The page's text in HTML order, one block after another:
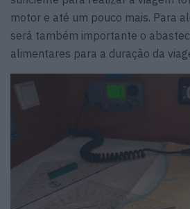
motor e até um pouco mais. Para
será também importante o
alimentares para a duração da